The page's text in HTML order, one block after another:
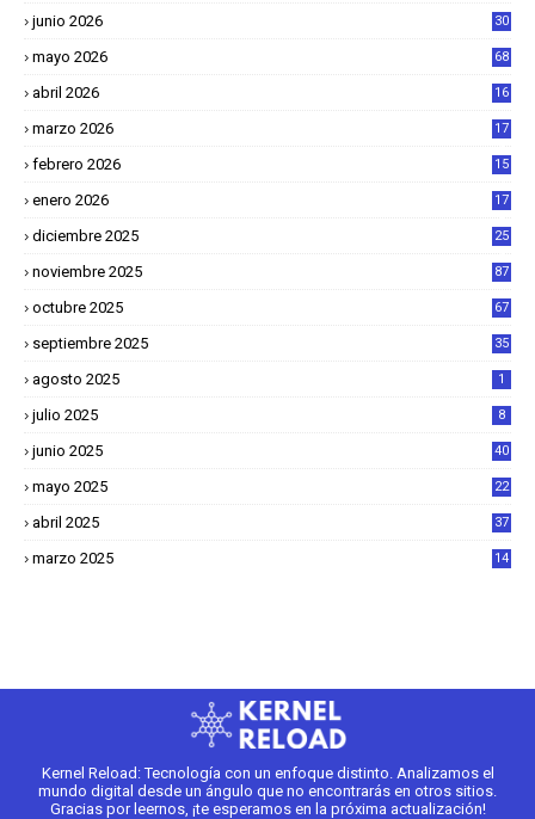
junio 2026 30
mayo 2026 68
abril 2026
16
marzo 2026
17
febrero 2026
15
enero 2026
17
diciembre 2025
25
noviembre 2025 87
octubre 2025 67
septiembre 2025 35
agosto 2025 1
julio 2025 8
junio 2025 40
mayo 2025
22
abril 2025
37
marzo 2025
14
Kernel Reload: Tecnología con un enfoque distinto. Analizamos el
mundo digital desde un ángulo que no encontrarás en otros sitios.
Gracias por leernos, ¡te esperamos en la próxima actualización!